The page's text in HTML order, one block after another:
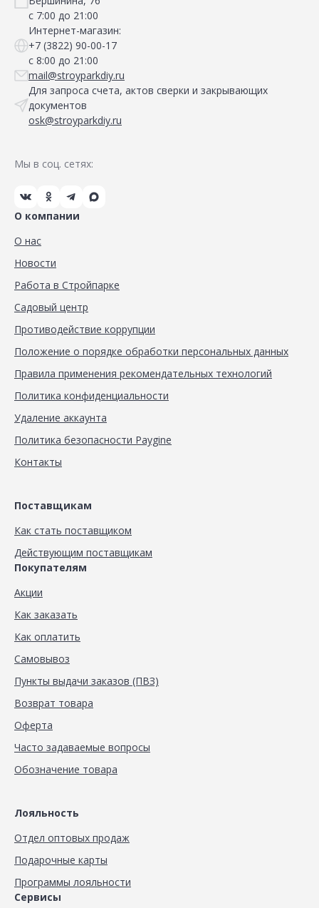
с 7:00 до 21:00
Интернет-магазин:
+7 (3822) 90-00-17
с 8:00 до 21:00
mail@stroyparkdiy.ru
Для запроса счета, актов сверки и закрывающих
документов
osk@stroyparkdiy.ru
Мы в соц. сетях:
О компании
О нас
Новости
Работа в Стройпарке
Садовый центр
Противодействие коррупции
Положение о порядке обработки персональных данных
Правила применения рекомендательных технологий
Политика конфиденциальности
Удаление аккаунта
Политика безопасности Paygine
Контакты
Поставщикам
Как стать поставщиком
Действующим поставщикам
Покупателям
Акции
Как заказать
Как оплатить
Самовывоз
Пункты выдачи заказов (ПВЗ)
Возврат товара
Оферта
Часто задаваемые вопросы
Обозначение товара
Лояльность
Отдел оптовых продаж
Подарочные карты
Программы лояльности
Сервисы